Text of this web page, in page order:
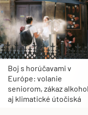
Boj s horúčavami v
Európe: volanie
seniorom, zákaz
aj klimatické útočiská